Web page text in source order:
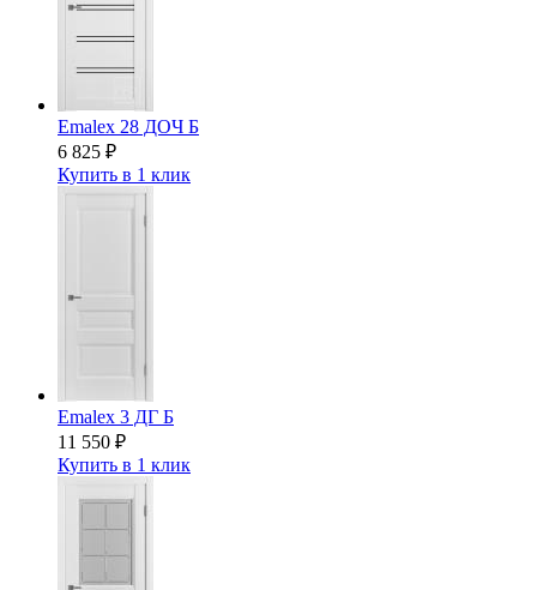
Emalex 28 ДОЧ Б
6 825 ₽
Купить в 1 клик
Emalex 3 ДГ Б
11 550 ₽
Купить в 1 клик